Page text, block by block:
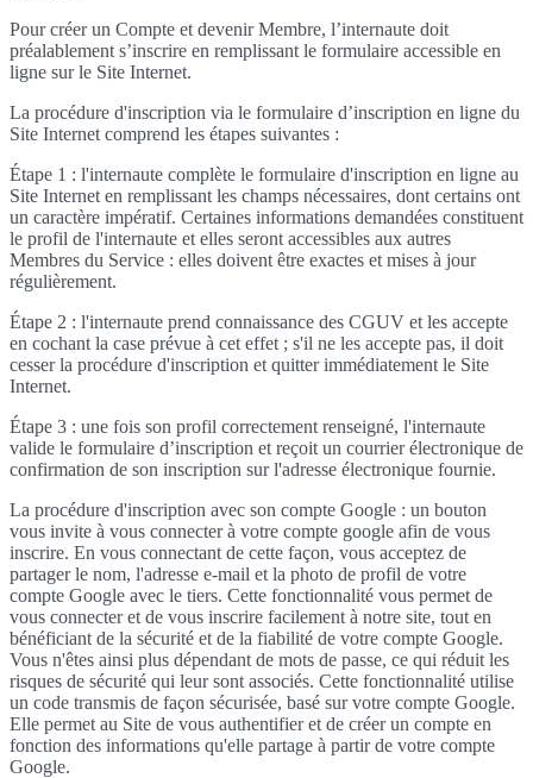
Pour créer un Compte et devenir Membre, l’internaute doit
préalablement s’inscrire en remplissant le formulaire accessible en
ligne sur le Site Internet.
La procédure d'inscription via le formulaire d’inscription en ligne du
Site Internet comprend les étapes suivantes :
Étape 1 : l'internaute complète le formulaire d'inscription en ligne au
Site Internet en remplissant les champs nécessaires, dont certains ont
un caractère impératif. Certaines informations demandées constituent
le profil de l'internaute et elles seront accessibles aux autres
Membres du Service : elles doivent être exactes et mises à jour
régulièrement.
Étape 2 : l'internaute prend connaissance des CGUV et les accepte
en cochant la case prévue à cet effet ; s'il ne les accepte pas, il doit
cesser la procédure d'inscription et quitter immédiatement le Site
Internet.
Étape 3 : une fois son profil correctement renseigné, l'internaute
valide le formulaire d’inscription et reçoit un courrier électronique de
confirmation de son inscription sur l'adresse électronique fournie.
La procédure d'inscription avec son compte Google : un bouton
vous invite à vous connecter à votre compte google afin de vous
inscrire. En vous connectant de cette façon, vous acceptez de
partager le nom, l'adresse e-mail et la photo de profil de votre
compte Google avec le tiers. Cette fonctionnalité vous permet de
vous connecter et de vous inscrire facilement à notre site, tout en
bénéficiant de la sécurité et de la fiabilité de votre compte Google.
Vous n'êtes ainsi plus dépendant de mots de passe, ce qui réduit les
risques de sécurité qui leur sont associés. Cette fonctionnalité utilise
un code transmis de façon sécurisée, basé sur votre compte Google.
Elle permet au Site de vous authentifier et de créer un compte en
fonction des informations qu'elle partage à partir de votre compte
Google.